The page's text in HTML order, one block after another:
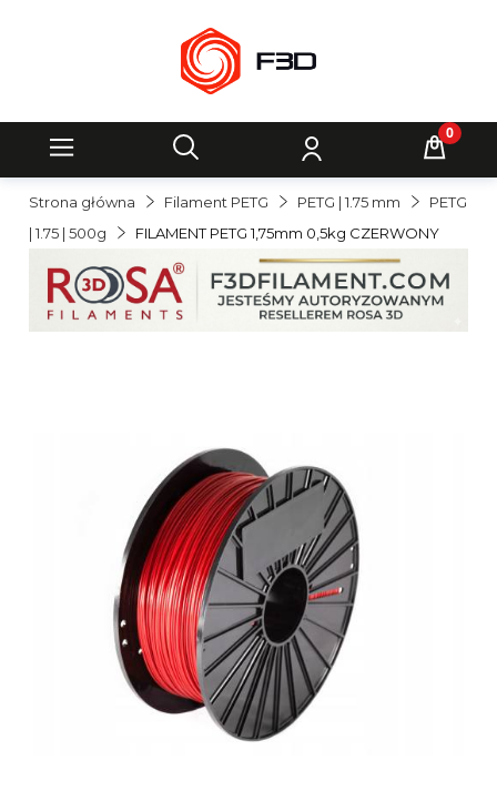
Strona główna Filament PETG PETG | 1.75 mm
PETG
| 1.75 | 500g
FILAMENT PETG 1,75mm 0,5kg CZERWONY